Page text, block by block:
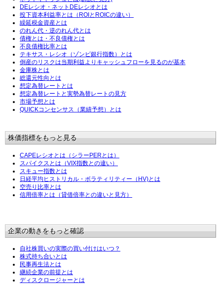
DEレシオ・ネットDEレシオとは
投下資本利益率とは（ROIとROICの違い）
繰延税金資産とは
のれん代・逆のれん代とは
債権とは・不良債権とは
不良債権比率とは
テキサス・レシオ（ゾンビ銀行指数）とは
倒産のリスクは当期利益よりキャッシュフローを見るのが基本
金庫株とは
総還元性向とは
想定為替レートとは
想定為替レートと実勢為替レートの見方
市場予想とは
QUICKコンセンサス（業績予想）とは
株価指標をもっと見る
CAPEレシオとは（シラーPERとは）
スパイクスとは（VIX指数との違い）
スキュー指数とは
日経平均ヒストリカル・ボラティリティー（HV)とは
空売り比率とは
信用倍率とは（貸借倍率との違いと見方）
企業の動きをもっと確認
自社株買いの実際の買い付けはいつ？
株式持ち合いとは
民事再生法とは
継続企業の前提とは
ディスクロージャーとは